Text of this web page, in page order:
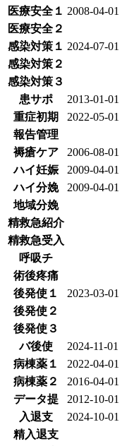
医療安全１ 2008-04-01
医療安全２
感染対策１ 2024-07-01
感染対策２
感染対策３
患サポ
2013-01-01
重症初期
2022-05-01
報告管理
褥瘡ケア
2006-08-01
ハイ妊娠
2009-04-01
ハイ分娩
2009-04-01
地域分娩
精救急紹介
精救急受入
呼吸チ
術後疼痛
後発使１
2023-03-01
後発使２
後発使３
バ後使
2024-11-01
病棟薬１
2022-04-01
病棟薬２
2016-04-01
データ提
2012-10-01
入退支
2024-10-01
精入退支